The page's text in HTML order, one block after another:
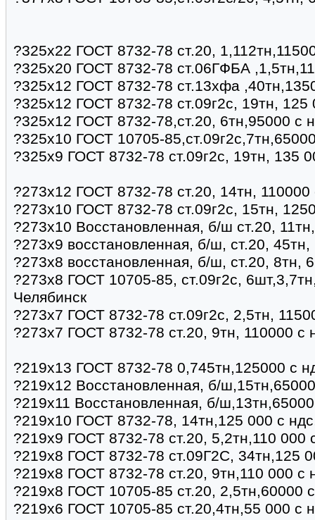
?325х22 ГОСТ 8732-78 ст.20,
?325х20 ГОСТ 8732-78 ст.06ГФБА
?325х12 ГОСТ 8732-78 ст.13хфа
?325х12 ГОСТ 8732-78 ст.09г2с, 19тн,
?325х12 ГОСТ 8732-78,ст.20, 6тн,95000 с
?325х10 ГОСТ 10705-
?325х9 ГОСТ 8732-78 ст.09г2с, 19тн, 135
?273х12 ГОСТ 8732-78 ст.20, 14тн, 110000
?273х10 ГОСТ 8732-78 ст.09г2с, 15тн,
?273х10 Восстановленная, б/ш ст.20,
?273х9 восстановленная, б/ш, ст.20,
?273х8 восстановленная, б/ш, ст.20, 8тн,
?273х8 ГОСТ 10705-85, ст.09г2с,
Челябинск
?273х7 ГОСТ 8732-78 ст.09г2с, 2,5тн,
?273х7 ГОСТ 8732-78 ст.20, 9тн, 110000 с
?219х13 ГОСТ 8732-78 0,745тн,125000 с
?219х12 Восстановленная, б/
?219х11 Восстановленная, б/
?219х10 ГОСТ 8732-78, 14тн,125 000 с
?219х9 ГОСТ 8732-78 ст.20, 5,2тн,110 000
?219х8 ГОСТ 8732-78 ст.09Г2С, 34тн,125
?219х8 ГОСТ 8732-78 ст.20, 9тн,110 000 с
?219х8 ГОСТ 10705-85 ст.20, 2,5тн,60000
?219х6 ГОСТ 10705-85 ст.20,4тн,55 000 с